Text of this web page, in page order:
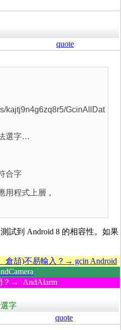
quote
kajtj9n4g6zq8r5/GcinAllDat
選字…
合字
用程式上層，
試到 Android 8 的相容性。如果
倉頡)不易輸入？→ gcin Android
？→ AndAlarm
字
quote